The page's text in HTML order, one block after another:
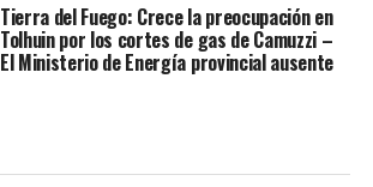
Tierra del Fuego: Crece la preocupación en
Tolhuin por los cortes de gas de Camuzzi –
El Ministerio de Energía provincial ausente